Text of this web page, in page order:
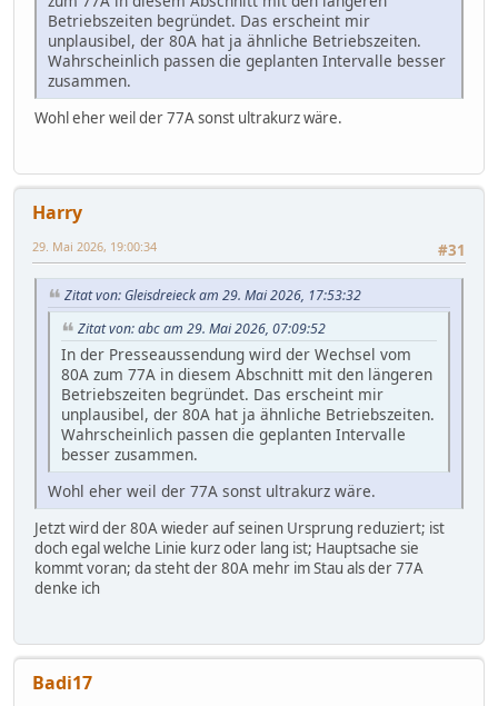
Betriebszeiten begründet. Das erscheint mir
unplausibel, der 80A hat ja ähnliche Betriebszeiten.
Wahrscheinlich passen die geplanten Intervalle besser
zusammen.
Wohl eher weil der 77A sonst ultrakurz wäre.
Harry
#31
29. Mai 2026, 19:00:34
Zitat von: Gleisdreieck am 29. Mai 2026, 17:53:32
Zitat von: abc am 29. Mai 2026, 07:09:52
In der Presseaussendung wird der Wechsel vom
80A zum 77A in diesem Abschnitt mit den längeren
Betriebszeiten begründet. Das erscheint mir
unplausibel, der 80A hat ja ähnliche Betriebszeiten.
Wahrscheinlich passen die geplanten Intervalle
besser zusammen.
Wohl eher weil der 77A sonst ultrakurz wäre.
Jetzt wird der 80A wieder auf seinen Ursprung reduziert; ist
doch egal welche Linie kurz oder lang ist; Hauptsache sie
kommt voran; da steht der 80A mehr im Stau als der 77A
denke ich
Badi17